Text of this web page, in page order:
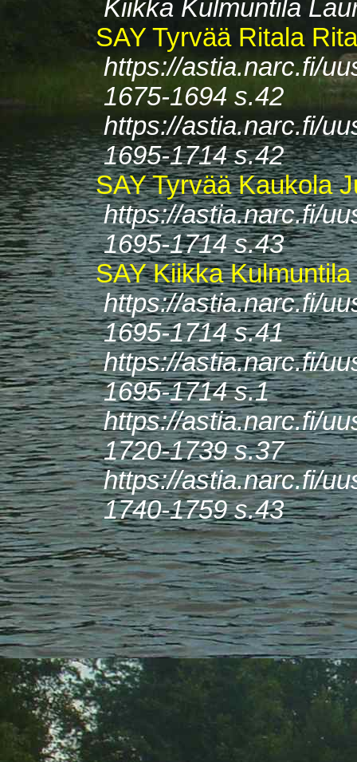
Kiikka Kulmuntila
SAY Tyrvää Ritala
https://astia.narc.fi/
1675-1694 s.42
https://astia.narc.fi/
1695-1714 s.42
SAY Tyrvää Kaukola
https://astia.narc.fi/
1695-1714 s.43
SAY Kiikka
https://astia.narc.fi/
1695-1714 s.41
https://astia.narc.fi/
1695-1714 s.1
https://astia.narc.fi/
1720-1739 s.37
https://astia.narc.fi/
1740-1759 s.43